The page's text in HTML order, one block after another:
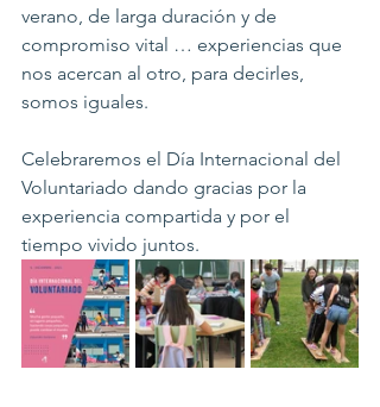
verano, de larga duración y de
compromiso vital … experiencias que
nos acercan al otro, para decirles,
somos iguales.
Celebraremos el Día Internacional del
Voluntariado dando gracias por la
experiencia compartida y por el
tiempo vivido juntos.